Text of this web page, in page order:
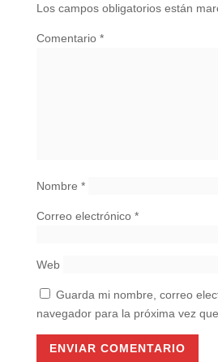
Los campos obligatorios están
Comentario *
Nombre *
Correo electrónico *
Web
Guarda mi nombre, correo
navegador para la próxima vez